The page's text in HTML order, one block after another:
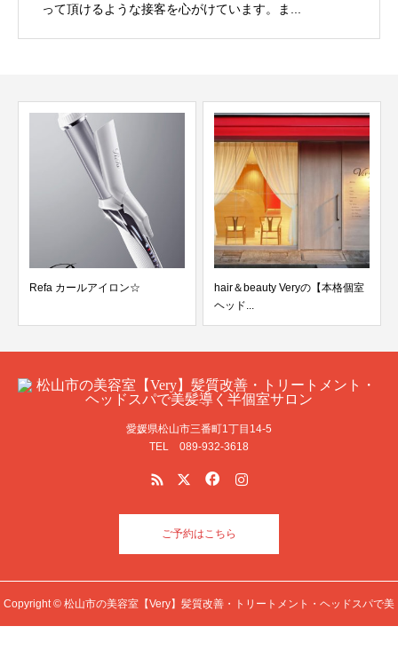
って頂けるような接客を心がけています。ま...
Refa カールアイロン☆
hair＆beauty Veryの【本格個室
ヘッド...
愛媛県松山市三番町1丁目14-5
TEL 089-932-3618
ご予約はこちら
Copyright © 松山市の美容室【Very】髪質改善・トリートメント・ヘッドスパで美